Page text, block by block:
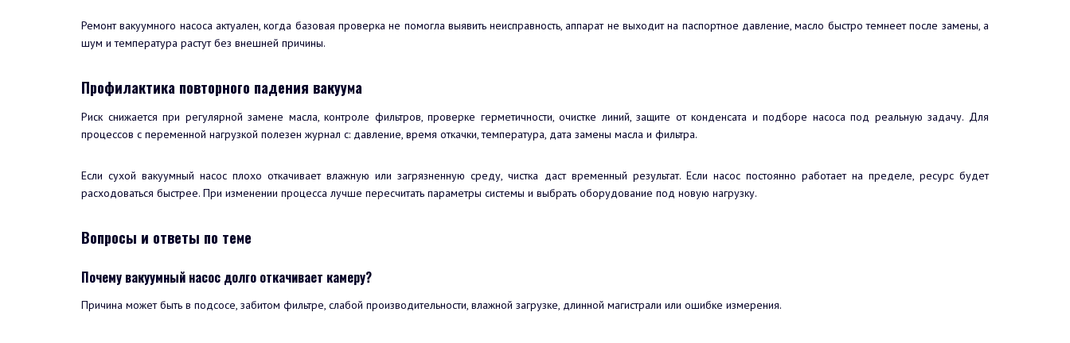
Ремонт вакуумного насоса актуален, когда базовая проверка не помогла выявить неисправность, аппарат не выходит на паспортное давление, масло быстро темнеет после замены, а
шум и температура растут без внешней причины.
Профилактика повторного падения вакуума
Риск снижается при регулярной замене масла, контроле фильтров, проверке герметичности, очистке линий, защите от конденсата и подборе насоса под реальную задачу. Для
процессов с переменной нагрузкой полезен журнал с: давление, время откачки, температура, дата замены масла и фильтра.
Если сухой вакуумный насос плохо откачивает влажную или загрязненную среду, чистка даст временный результат. Если насос постоянно работает на пределе, ресурс будет
расходоваться быстрее. При изменении процесса лучше пересчитать параметры системы и выбрать оборудование под новую нагрузку.
Вопросы и ответы по теме
Почему вакуумный насос долго откачивает камеру?
Причина может быть в подсосе, забитом фильтре, слабой производительности, влажной загрузке, длинной магистрали или ошибке измерения.